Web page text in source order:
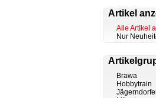
Artikel
Alle Artikel
Nur
Brawa
Hobbytrain